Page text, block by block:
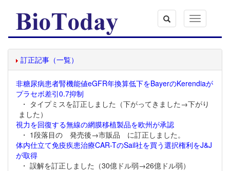
Toggle
navigation
訂正記事（一覧）
非糖尿病患者腎機能値eGFR年換算低下をBayerのKerendiaが
プラセボ差引0.7抑制
・ タイプミスを訂正しました（下がってきました→下がり
ました）
視力を回復する無線の網膜移植製品を欧州が承認
・ 1段落目の 発売後→市販品 に訂正しました。
体内仕立て免疫疾患治療CAR-TのSail社を買う選択権利をJ&J
が取得
・ 誤解を訂正しました（30億ドル弱→26億ドル弱）